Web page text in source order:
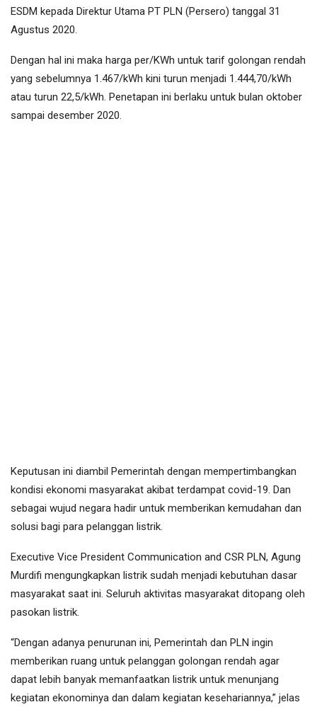
ESDM kepada Direktur Utama PT PLN (Persero) tanggal 31
Agustus 2020.
Dengan hal ini maka harga per/KWh untuk tarif golongan rendah
yang sebelumnya 1.467/kWh kini turun menjadi 1.444,70/kWh
atau turun 22,5/kWh. Penetapan ini berlaku untuk bulan oktober
sampai desember 2020.
Keputusan ini diambil Pemerintah dengan mempertimbangkan
kondisi ekonomi masyarakat akibat terdampat covid-19. Dan
sebagai wujud negara hadir untuk memberikan kemudahan dan
solusi bagi para pelanggan listrik.
Executive Vice President Communication and CSR PLN, Agung
Murdifi mengungkapkan listrik sudah menjadi kebutuhan dasar
masyarakat saat ini. Seluruh aktivitas masyarakat ditopang oleh
pasokan listrik.
“Dengan adanya penurunan ini, Pemerintah dan PLN ingin
memberikan ruang untuk pelanggan golongan rendah agar
dapat lebih banyak memanfaatkan listrik untuk menunjang
kegiatan ekonominya dan dalam kegiatan kesehariannya,” jelas